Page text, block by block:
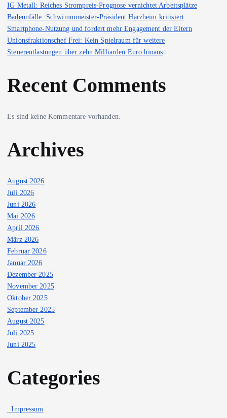
IG Metall: Reiches Strompreis-Prognose vernichtet Arbeitsplätze
Badeunfälle: Schwimmmeister-Präsident Harzheim kritisiert
Smartphone-Nutzung und fordert mehr Engagement der Eltern
Unionsfraktionschef Frei: Kein Spielraum für weitere
Steuerentlastungen über zehn Milliarden Euro hinaus
Recent Comments
Es sind keine Kommentare vorhanden.
Archives
August 2026
Juli 2026
Juni 2026
Mai 2026
April 2026
März 2026
Februar 2026
Januar 2026
Dezember 2025
November 2025
Oktober 2025
September 2025
August 2025
Juli 2025
Juni 2025
Categories
. Impressum